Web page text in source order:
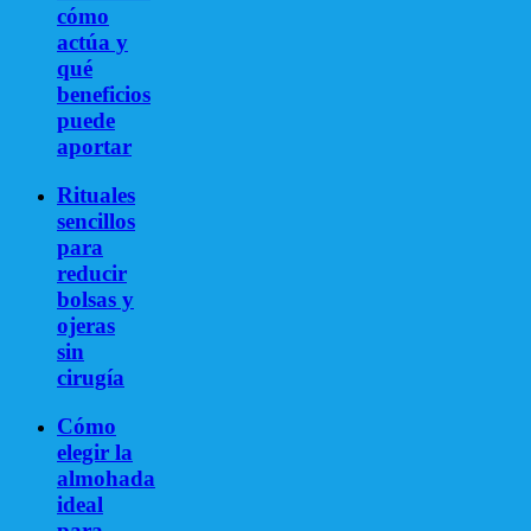
cómo
actúa y
qué
beneficios
puede
aportar
Rituales
sencillos
para
reducir
bolsas y
ojeras
sin
cirugía
Cómo
elegir la
almohada
ideal